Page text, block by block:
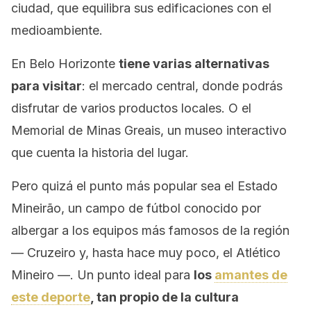
ciudad, que equilibra sus edificaciones con el
medioambiente.
En Belo Horizonte tiene varias alternativas
para visitar: el mercado central, donde podrás
disfrutar de varios productos locales. O el
Memorial de Minas Greais, un museo interactivo
que cuenta la historia del lugar.
Pero quizá el punto más popular sea el Estado
Mineirão, un campo de fútbol conocido por
albergar a los equipos más famosos de la región
— Cruzeiro y, hasta hace muy poco, el Atlético
Mineiro —. Un punto ideal para los amantes de
este deporte , tan propio de la cultura